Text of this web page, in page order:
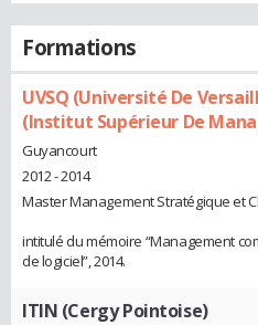
Formations
UVSQ (Université De
(Institut Supérieur De
Guyancourt
2012 - 2014
Master Management Stratégique et
intitulé du mémoire “Management
de logiciel”, 2014.
ITIN (Cergy Pointoise)